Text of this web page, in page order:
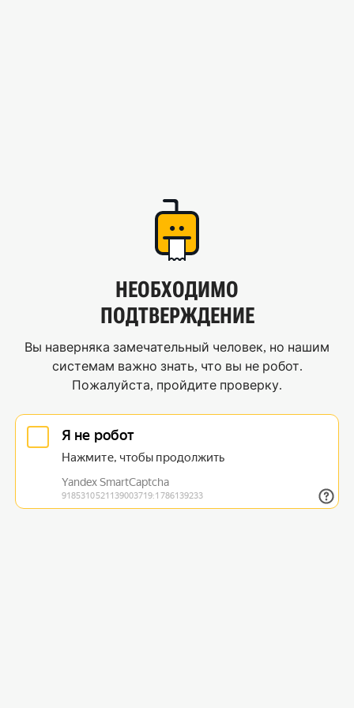
НЕОБХОДИМО
ПОДТВЕРЖДЕНИЕ
Вы наверняка замечательный человек, но нашим
системам важно знать, что вы не робот.
Пожалуйста, пройдите проверку.